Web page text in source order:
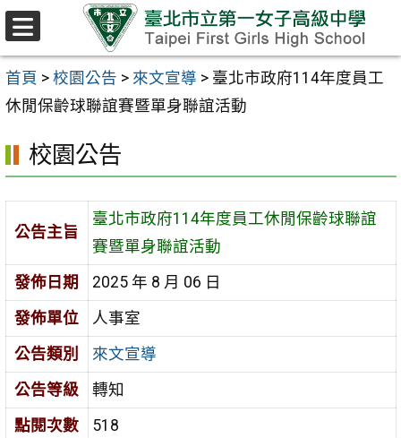
跳至主要內容區
首頁 > 校園公告 > 來文宣導 > 臺北市政府114年度員工
休閒保齡球聯誼賽暨單身聯誼活動
校園公告
公告主旨
臺北市政府114年度員工休閒保齡球聯誼
賽暨單身聯誼活動
發佈日期
2025 年 8 月 06 日
發佈單位
人事室
公告類別
來文宣導
公告等級
轉知
點閱次數
518
選
單